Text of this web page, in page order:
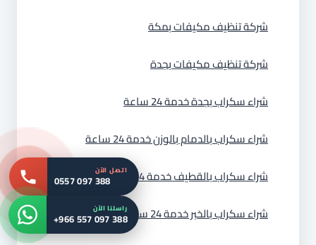
شركة تنظيف مكيفات بمكة
شركة تنظيف مكيفات بجدة
شراء سكراب بجدة خدمة 24 ساعة
شراء سكراب بالدمام بالوزن خدمة 24 ساعة
شراء سكراب بالقطيف خدمة 24 ساعة
شراء سكراب بالخبر خدمة 24 ساعة بالوزن
اتصل الآن
0557 097 388
راسلنا الآن
+966 557 097 388